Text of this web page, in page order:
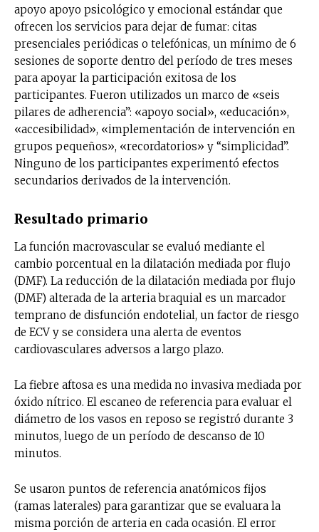
apoyo apoyo psicológico y emocional estándar que
ofrecen los servicios para dejar de fumar: citas
presenciales periódicas o telefónicas, un mínimo de 6
sesiones de soporte dentro del período de tres meses
para apoyar la participación exitosa de los
participantes. Fueron utilizados un marco de «seis
pilares de adherencia”: «apoyo social», «educación»,
«accesibilidad», «implementación de intervención en
grupos pequeños», «recordatorios» y “simplicidad”.
Ninguno de los participantes experimentó efectos
secundarios derivados de la intervención.
Resultado primario
La función macrovascular se evaluó mediante el
cambio porcentual en la dilatación mediada por flujo
(DMF). La reducción de la dilatación mediada por flujo
(DMF) alterada de la arteria braquial es un marcador
temprano de disfunción endotelial, un factor de riesgo
de ECV y se considera una alerta de eventos
cardiovasculares adversos a largo plazo.
La fiebre aftosa es una medida no invasiva mediada por
óxido nítrico. El escaneo de referencia para evaluar el
diámetro de los vasos en reposo se registró durante 3
minutos, luego de un período de descanso de 10
minutos.
Se usaron puntos de referencia anatómicos fijos
(ramas laterales) para garantizar que se evaluara la
misma porción de arteria en cada ocasión. El error